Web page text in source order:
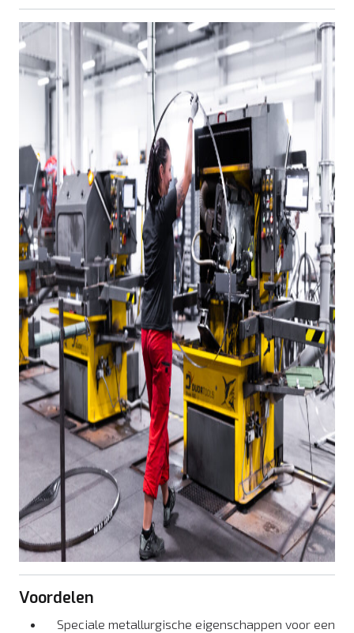
Voordelen
Speciale metallurgische eigenschappen voor een